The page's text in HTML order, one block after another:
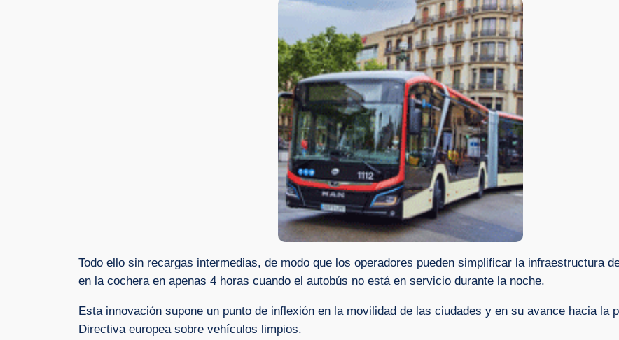
Todo ello sin recargas intermedias, de modo que los operadores pueden simplificar la infraestructura
en la cochera en apenas 4 horas cuando el autobús no está en servicio durante la noche.
Esta innovación supone un punto de inflexión en la movilidad de las ciudades y en su avance hacia la
Directiva europea sobre vehículos limpios.